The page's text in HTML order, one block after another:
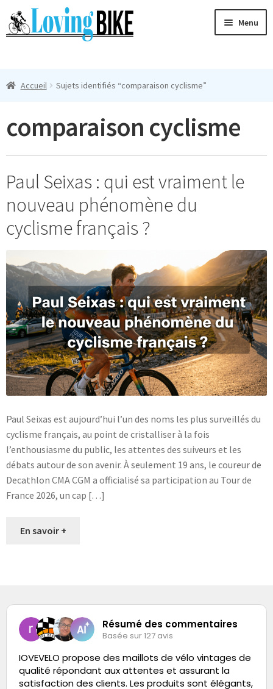
Aller
à
la
Aller
au
contenu
Menu
Manches Courtes
Manches Longues
Femmes
T-Shirts
Accessoires
Suivi
Blog
Accueil Sujets identifiés “comparaison cyclisme”
comparaison cyclisme
Paul Seixas : qui est vraiment le
nouveau phénomène du
cyclisme français ?
Paul Seixas est aujourd’hui l’un des noms les plus surveillés du
cyclisme français, au point de cristalliser à la fois
l’enthousiasme du public, les attentes des suiveurs et les
débats autour de son avenir. À seulement 19 ans, le coureur de
Decathlon CMA CGM a officialisé sa participation au Tour de
France 2026, un cap […]
En savoir +
Résumé des commentaires
Basée sur 127 avis
IOVEVELO propose des maillots de vélo vintages de
qualité répondant aux attentes et assurant la
satisfaction des clients. Les produits sont élégants,